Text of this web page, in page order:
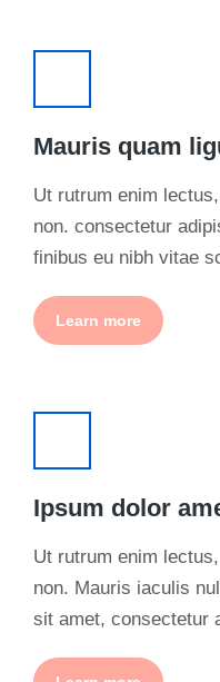
Mauris quam
Ut rutrum enim
non. consectetur
finibus eu nibh vitae
Learn more
Ipsum dolor
Ut rutrum enim
non. Mauris iaculis
sit amet, consectetur